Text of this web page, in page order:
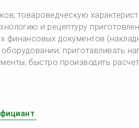
товароведческую
и рецептуру
финансовых документов
приготавливать
быстро производить